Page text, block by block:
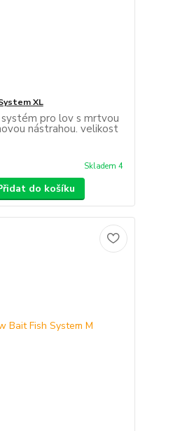
XL
systém pro lov s mrtvou
nástrahou. velikost
Skladem 4
do košíku